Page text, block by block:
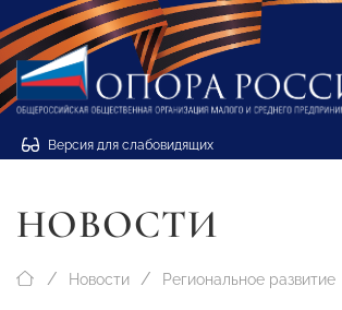
Версия для слабовидящих
НОВОСТИ
Новости Региональное развитие